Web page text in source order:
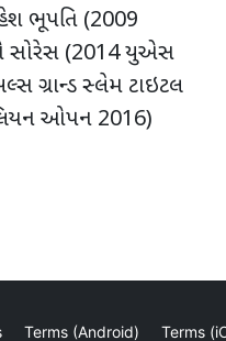
ભૂપતિ (2009
સોરેસ (2014 યુએસ
ગ્રાન્ડ સ્લેમ ટાઇટલ
ઓપન 2016)
Terms (Android) Terms